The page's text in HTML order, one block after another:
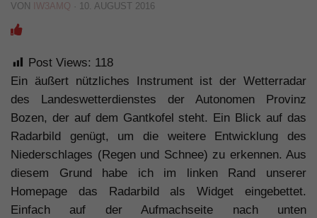
VON IW3AMQ · 10. AUGUST 2016
Post Views: 118
Ein äußert nützliches Instrument ist der Wetterradar
des Landeswetterdienstes der Autonomen Provinz
Bozen, der auf dem Gantkofel steht. Ein Blick auf das
Radarbild genügt, um die weitere Entwicklung des
Niederschlages (Regen und Schnee) zu erkennen. Aus
diesem Grund habe ich im linken Rand unserer
Homepage das Radarbild als Widget eingebettet.
Einfach auf der Aufmachseite nach unten